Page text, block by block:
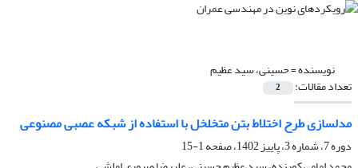
نویسنده =حسینی، سید عظیم
تعداد مقالات: 2
مدلسازی طرح اختلاط بتن متخلخل با استفاده از شبکه عصبی مصنوعی
دوره 7، شماره 3، پاییز 1402، صفحه
1-15